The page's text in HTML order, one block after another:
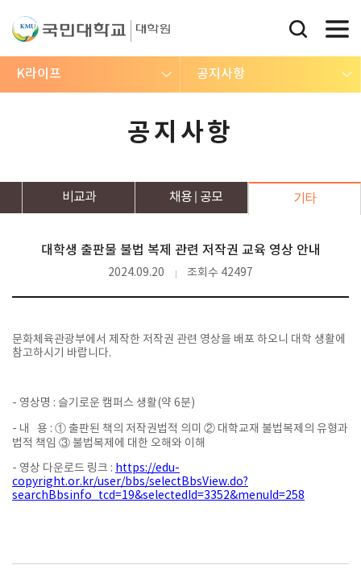
K라이프 공지사항
공지사항
비교과 채용 공모 기타
대학생 출판물 불법 복제 관련 저작권 교육 영상 안내
2024.09.20 조회수 42497
문화체육관광부에서 제작한 저작권 관련 영상을 배포 하오니 대학 생활에
참고하시기 바랍니다.
- 영상명 : 슬기로운 캠퍼스 생활(약 6분)
- 내 용 : ① 출판된 책의 저작권법적 의미 ② 대학교재 불법복제의 유형과
법적 책임 ③ 불법복제에 대한 오해와 이해
- 영상 다운로드 링크 : https://edu-
copyright.or.kr/user/bbs/selectBbsView.do?
searchBbsinfo_tcd=19&selectedId=3352&menuId=258